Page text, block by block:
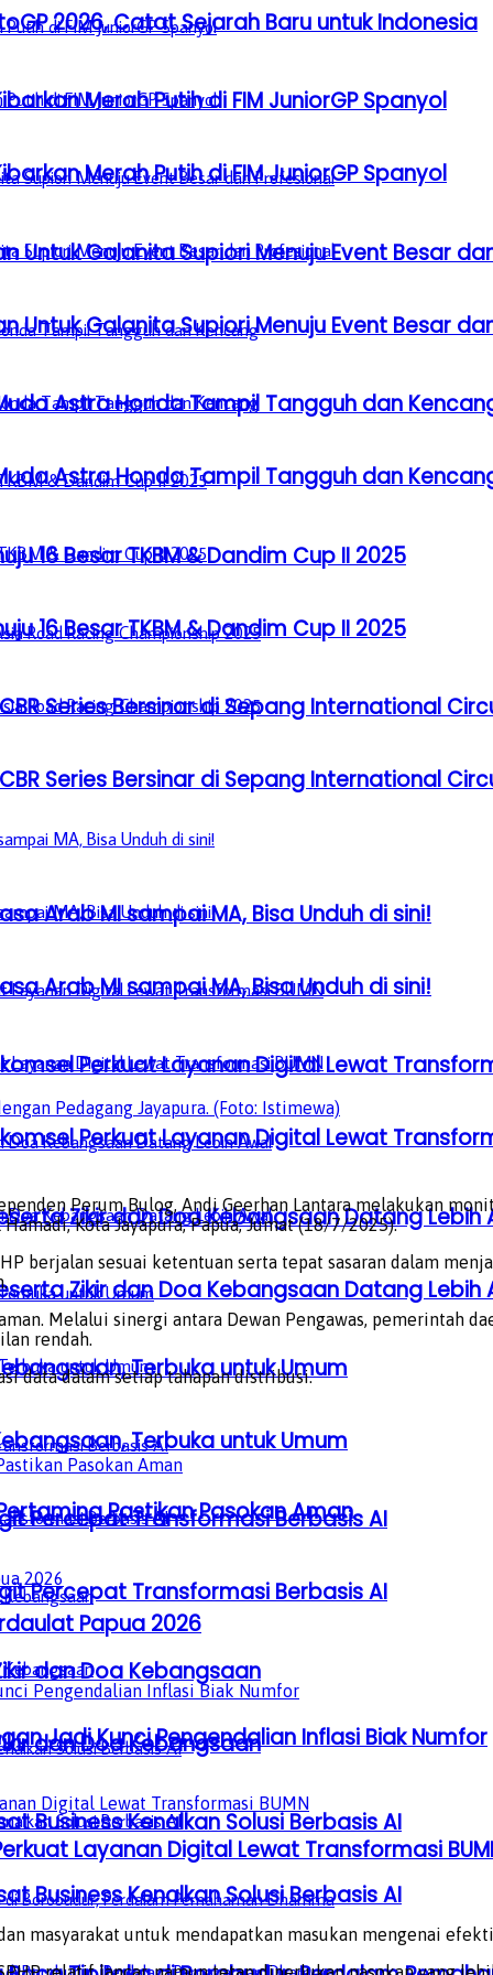
Merah Putih di FIM JuniorGP Spanyol
Untuk Galanita Supiori Menuju Event Besar
Astra Honda Tampil Tangguh dan
16 Besar TKBM & Dandim Cup II 2025
Series Bersinar di Sepang International
Arab MI sampai MA, Bisa Unduh di sini!
Perkuat Layanan Digital Lewat
Zikir dan Doa Kebangsaan Datang Lebih
Terbuka untuk Umum
Percepat Transformasi Berbasis AI
dan Doa Kebangsaan
Business Kenalkan Solusi Berbasis AI
2026, Catat Sejarah Baru untuk Indonesia
Merah Putih di FIM JuniorGP Spanyol
Untuk Galanita Supiori Menuju Event Besar
Astra Honda Tampil Tangguh dan
16 Besar TKBM & Dandim Cup II 2025
Series Bersinar di Sepang International
Arab MI sampai MA, Bisa Unduh di sini!
Perkuat Layanan Digital Lewat
Zikir dan Doa Kebangsaan Datang Lebih
Terbuka untuk Umum
Percepat Transformasi Berbasis AI
dan Doa Kebangsaan
Business Kenalkan Solusi Berbasis AI
Pedagang Jayapura. (Foto: Istimewa)
Perum Bulog, Andi Geerhan Lantara melakukan
Kota Jayapura, Papua, Jumat (18/7/2025).
berjalan sesuai ketentuan serta tepat sasaran dalam
Melalui sinergi antara Dewan Pengawas, pemerintah
rendah.
data dalam setiap tahapan distribusi.
Pastikan Pasokan Aman
Papua 2026
Jadi Kunci Pengendalian Inflasi Biak Numfor
Layanan Digital Lewat Transformasi
masyarakat untuk mendapatkan masukan mengenai